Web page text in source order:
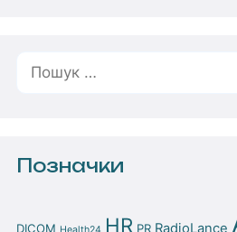
Позначки
DICOM Health24 HR PR RadioLance